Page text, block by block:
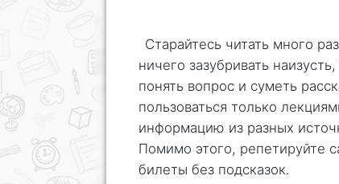
Старайтесь читать много
ничего зазубривать
понять вопрос и суметь
пользоваться только
информацию из разных
Помимо этого, репетируйте
билеты без подсказок.